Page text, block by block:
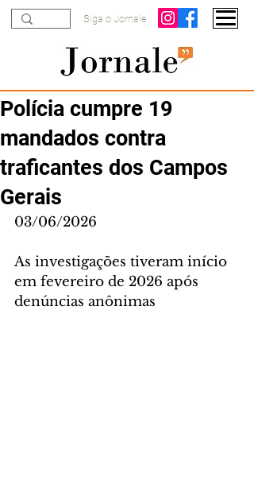
Siga o Jornale
Polícia cumpre 19
mandados contra
traficantes dos Campos
Gerais
03/06/2026
As investigações tiveram início
em fevereiro de 2026 após
denúncias anônimas